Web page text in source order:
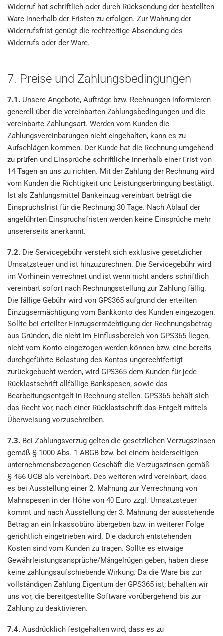
Widerruf hat schriftlich oder durch Rücksendung der bestellten
Ware innerhalb der Fristen zu erfolgen. Zur Wahrung der
Widerrufsfrist genügt die rechtzeitige Absendung des
Widerrufs oder der Ware.
7. Preise und Zahlungsbedingungen
7.1. Unsere Angebote, Aufträge bzw. Rechnungen informieren
generell über die vereinbarten Zahlungsbedingungen und die
vereinbarte Zahlungsart. Werden vom Kunden die
Zahlungsvereinbarungen nicht eingehalten, kann es zu
Aufschlägen kommen. Der Kunde hat die Rechnung umgehend
zu prüfen und Einsprüche schriftliche innerhalb einer Frist von
14 Tagen an uns zu richten. Mit der Zahlung der Rechnung wird
vom Kunden die Richtigkeit und Leistungserbringung bestätigt.
Ist als Zahlungsmittel Bankeinzug vereinbart beträgt die
Einspruchsfrist für die Rechnung 30 Tage. Nach Ablauf der
angeführten Einspruchsfristen werden keine Einsprüche mehr
unsererseits anerkannt.
7.2. Die Servicegebühr versteht sich exklusive gesetzlicher
Umsatzsteuer und ist hinzuzurechnen. Die Servicegebühr wird
im Vorhinein verrechnet und ist wenn nicht anders schriftlich
vereinbart sofort nach Rechnungsstellung zur Zahlung fällig.
Die fällige Gebühr wird von GPS365 aufgrund der erteilten
Einzugsermächtigung vom Bankkonto des Kunden eingezogen.
Sollte bei erteilter Einzugsermächtigung der Rechnungsbetrag
aus Gründen, die nicht im Einflussbereich von GPS365 liegen,
nicht vom Konto eingezogen werden können bzw. eine bereits
durchgeführte Belastung des Kontos ungerechtfertigt
zurückgebucht werden, wird GPS365 dem Kunden für jede
Rücklastschrift allfällige Bankspesen, sowie das
Bearbeitungsentgelt in Rechnung stellen. GPS365 behält sich
das Recht vor, nach einer Rücklastschrift das Entgelt mittels
Überweisung vorzuschreiben.
7.3. Bei Zahlungsverzug gelten die gesetzlichen Verzugszinsen
gemäß § 1000 Abs. 1 ABGB bzw. bei einem beiderseitigen
unternehmensbezogenen Geschäft die Verzugszinsen gemäß
§ 456 UGB als vereinbart. Des weiteren wird vereinbart, dass
es bei Ausstellung einer 2. Mahnung zur Verrechnung von
Mahnspesen in der Höhe von 40 Euro zzgl. Umsatzsteuer
kommt und nach Ausstellung der 3. Mahnung der ausstehende
Betrag an ein Inkassobüro übergeben bzw. in weiterer Folge
gerichtlich eingetrieben wird. Die dadurch entstehenden
Kosten sind vom Kunden zu tragen. Sollte es etwaige
Gewährleistungsansprüche/Mängelrügen geben, haben diese
keine zahlungsaufschiebende Wirkung. Da die Ware bis zur
vollständigen Zahlung Eigentum der GPS365 ist; behalten wir
uns vor, die bereitgestellte Software vorübergehend bis zur
Zahlung zu deaktivieren.
7.4. Ausdrücklich festgehalten wird, dass es zu